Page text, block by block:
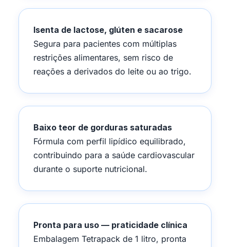
Isenta de lactose, glúten e sacarose
Segura para pacientes com múltiplas
restrições alimentares, sem risco de
reações a derivados do leite ou ao trigo.
Baixo teor de gorduras saturadas
Fórmula com perfil lipídico equilibrado,
contribuindo para a saúde cardiovascular
durante o suporte nutricional.
Pronta para uso — praticidade clínica
Embalagem Tetrapack de 1 litro, pronta